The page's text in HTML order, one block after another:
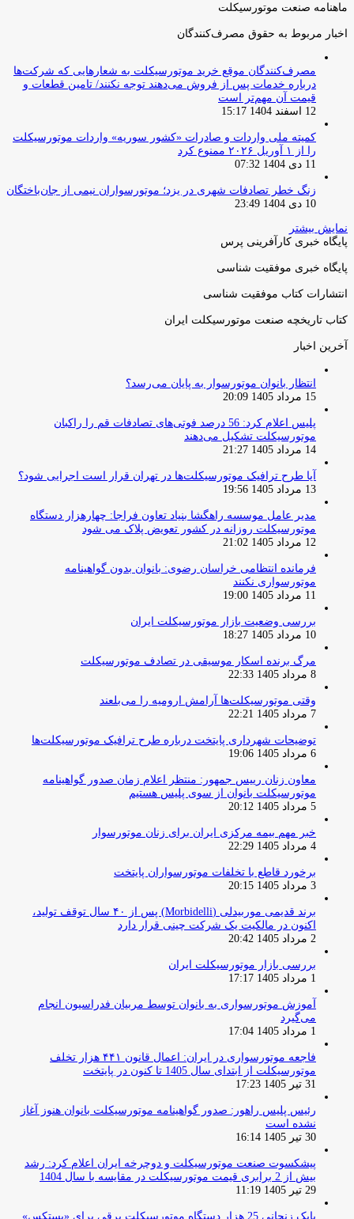
ماهنامه صنعت موتورسیکلت
اخبار مربوط به حقوق مصرف‌کنندگان
مصرف‌کنندگان موقع خرید موتورسیکلت به شعارهایی که شرکت‌ها
درباره خدمات پس از فروش می‌دهند توجه نکنند/ تامین قطعات و
قیمت آن مهم‌تر است
12 اسفند 1404 15:17
کمیته ملی واردات و صادرات «کشور سوریه» واردات موتورسیکلت
را از ۱ آوریل ۲۰۲۶ ممنوع کرد
11 دی 1404 07:32
زنگ خطر تصادفات شهری در یزد؛ موتورسواران نیمی از جان‌باختگان
10 دی 1404 23:49
نمایش بیشتر
پایگاه خبری کارآفرینی پرس
پایگاه خبری موفقیت شناسی
انتشارات کتاب موفقیت شناسی
کتاب تاریخچه صنعت موتورسیکلت ایران
آخرین اخبار
انتظار بانوان موتورسوار به پایان می‌رسد؟
15 مرداد 1405 20:09
پلیس اعلام کرد: 56 درصد فوتی‌های تصادفات قم را راکبان
موتورسیکلت تشکیل می‌دهند
14 مرداد 1405 21:27
آیا طرح ترافیک موتورسیکلت‌ها در تهران قرار است اجرایی شود؟
13 مرداد 1405 19:56
مدیر عامل موسسه راهگشا بنیاد تعاون فراجا: چهارهزار دستگاه
موتورسیکلت روزانه در کشور تعویض پلاک می شود
12 مرداد 1405 21:02
فرمانده انتظامی خراسان رضوی: بانوان بدون گواهینامه
موتورسواری نکنند
11 مرداد 1405 19:00
بررسی وضعیت بازار موتورسیکلت ایران
10 مرداد 1405 18:27
مرگ برنده اسکار موسیقی در تصادف موتورسیکلت
8 مرداد 1405 22:33
وقتی موتورسیکلت‌ها آرامش ارومیه را می‌بلعند
7 مرداد 1405 22:21
توضیحات شهرداری پایتخت درباره طرح ترافیک موتورسیکلت‌ها
6 مرداد 1405 19:06
معاون زنان رییس جمهور: منتظر اعلام زمان صدور گواهینامه
موتورسیکلت بانوان از سوی پلیس هستیم
5 مرداد 1405 20:12
خبر مهم بیمه مرکزی ایران برای زنان موتورسوار
4 مرداد 1405 22:29
برخورد قاطع با تخلفات موتورسواران پایتخت
3 مرداد 1405 20:15
برند قدیمی موربیدلی (Morbidelli) پس از ۴۰ سال توقف تولید،
اکنون در مالکیت یک شرکت چینی قرار دارد
2 مرداد 1405 20:42
بررسی بازار موتورسیکلت ایران
1 مرداد 1405 17:17
آموزش موتورسواری به بانوان توسط مربیان فدراسیون انجام
می‌گیرد
1 مرداد 1405 17:04
فاجعه موتورسواری در ایران: اعمال قانون ۴۴۱ هزار تخلف
موتورسیکلت از ابتدای سال 1405 تا کنون در پایتخت
31 تیر 1405 17:23
رئیس پلیس راهور: صدور گواهینامه موتورسیکلت بانوان هنوز آغاز
نشده است
30 تیر 1405 16:14
پیشکسوت صنعت موتورسیکلت و دوچرخه ایران اعلام کرد: رشد
بیش از 2 برابری قیمت موتورسیکلت در مقایسه با سال 1404
29 تیر 1405 11:19
بابک زنجانی 25 هزار دستگاه موتورسیکلت برقی برای «پستکس»